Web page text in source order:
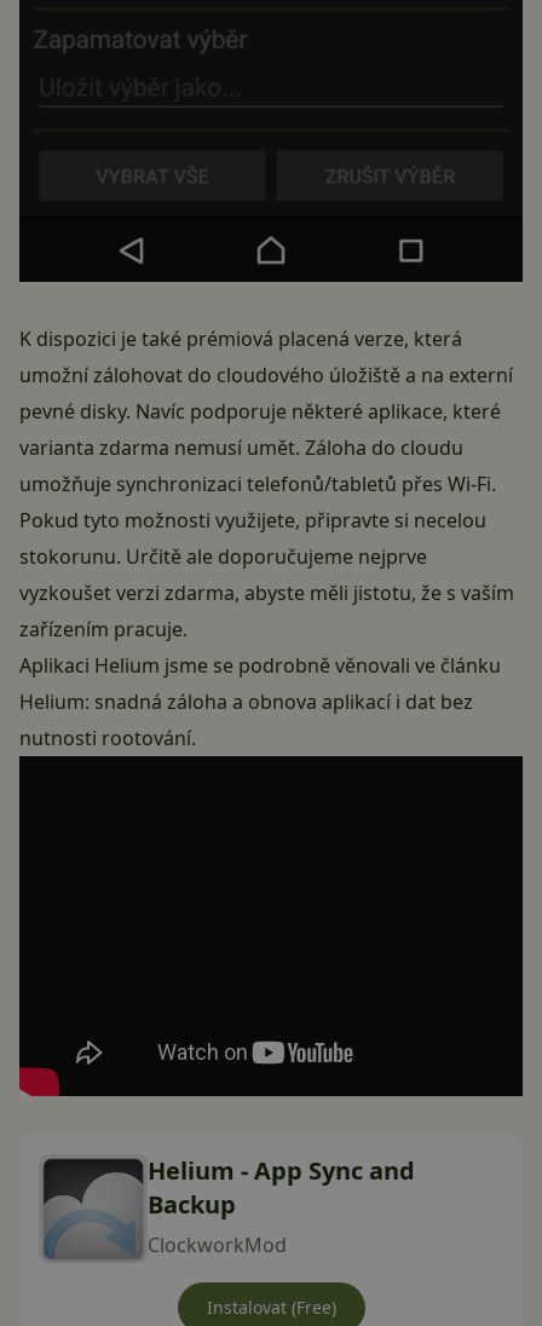
K dispozici je také prémiová placená verze, která
umožní zálohovat do cloudového úložiště a na externí
pevné disky. Navíc podporuje některé aplikace, které
varianta zdarma nemusí umět. Záloha do cloudu
umožňuje synchronizaci telefonů/tabletů přes Wi-Fi.
Pokud tyto možnosti využijete, připravte si necelou
stokorunu. Určitě ale doporučujeme nejprve
vyzkoušet verzi zdarma, abyste měli jistotu, že s vaším
zařízením pracuje.
Aplikaci Helium jsme se podrobně věnovali ve článku
Helium: snadná záloha a obnova aplikací i dat bez
nutnosti rootování.
Helium - App Sync and
Backup
ClockworkMod
Instalovat (Free)